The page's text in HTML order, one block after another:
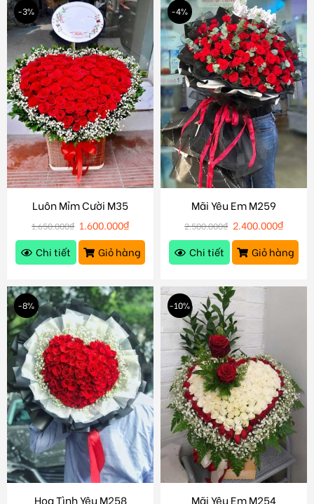
-3%
Luôn Mỉm Cười M35
1.650.000₫ 1.600.000₫
Chi tiết
Giỏ hàng
-4%
Mãi Yêu Em M259
2.500.000₫ 2.400.000₫
Chi tiết
Giỏ hàng
-8%
Hoa Tình Yêu M258
-10%
Mãi Yêu Em M254